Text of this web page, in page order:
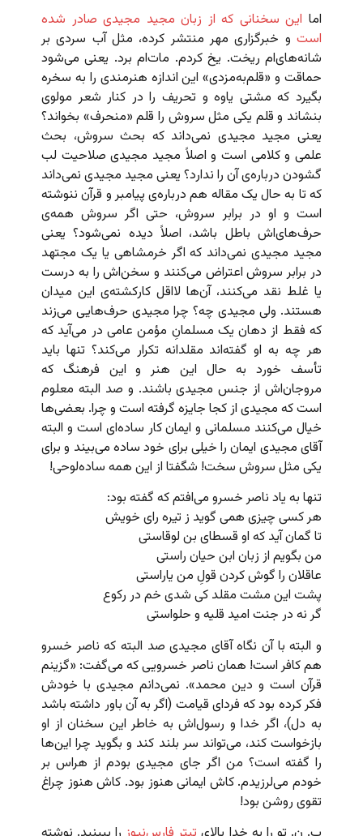
اما این سخنانی که از زبان مجید مجیدی صادر شده
است و خبرگزاری مهر منتشر کرده، مثل آب سردی بر
شانه‌های‌ام ریخت. یخ کردم. مات‌ام برد. یعنی می‌شود
حماقت و «قلم‌به‌مزدی» این اندازه هنرمندی را به سخره
بگیرد که مشتی یاوه و تحریف را در کنار شعر مولوی
بنشاند و قلم یکی مثل سروش را قلم «منحرف» بخواند؟
یعنی مجید مجیدی نمی‌داند که بحث سروش، بحث
علمی و کلامی است و اصلاً مجید مجیدی صلاحیت لب
گشودن درباره‌ی آن را ندارد؟ یعنی مجید مجیدی نمی‌داند
که تا به حال یک مقاله هم درباره‌ی پیامبر و قرآن ننوشته
است و او در برابر سروش، حتی اگر سروش همه‌ی
حرف‌های‌اش باطل باشد، اصلاً دیده نمی‌شود؟ یعنی
مجید مجیدی نمی‌داند که اگر خرمشاهی یا یک مجتهد
در برابر سروش اعتراض می‌کنند و سخن‌اش را به درست
یا غلط نقد می‌کنند، آن‌ها لااقل کارکشته‌ی این میدان
هستند. ولی مجیدی چه؟ چرا مجیدی حرف‌هایی می‌زند
که فقط از دهان یک مسلمانِ مؤمن عامی در می‌آید که
هر چه به او گفته‌اند مقلدانه تکرار می‌کند؟ تنها باید
تأسف خورد به حال این هنر و این فرهنگ که
مروجان‌اش از جنس مجیدی باشند. و صد البته معلوم
است که مجیدی از کجا جایزه گرفته است و چرا. بعضی‌ها
خیال می‌کنند مسلمانی و ایمان کار ساده‌ای است و البته
آقای مجیدی ایمان را خیلی برای خود ساده می‌بیند و برای
یکی مثل سروش سخت!‌ شگفتا از این همه ساده‌لوحی!
تنها به یاد ناصر خسرو می‌افتم که گفته بود:
هر کسی چیزی همی گوید ز تیره رای خویش
تا گمان آید که او قسطای بن لوقاستی
من بگویم از زبان ابن حیان راستی
عاقلان را گوش کردن قولِ من یاراستی
پشت این مشت مقلد کی شدی خم در رکوع
گر نه در جنت امید قلیه و حلواستی
و البته با آن نگاه آقای مجیدی صد البته که ناصر خسرو
هم کافر است! همان ناصر خسرویی که می‌گفت: «گزینم
قرآن است و دین محمد». نمی‌دانم مجیدی با خودش
فکر کرده بود که فردای قیامت (اگر به آن باور داشته باشد
به دل)، اگر خدا و رسول‌اش به خاطر این سخنان از او
بازخواست کند، می‌تواند سر بلند کند و بگوید چرا این‌ها
را گفته است؟ من اگر جای مجیدی بودم از هراس بر
خودم می‌لرزیدم. کاش ایمانی هنوز بود. کاش هنوز چراغ
تقوی روشن بود!